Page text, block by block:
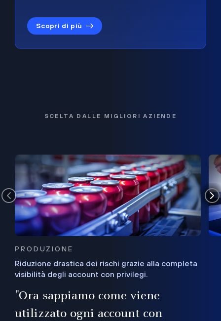
Scopri di più
SCELTA DALLE MIGLIORI AZIENDE
PRODUZIONE
Riduzione drastica dei rischi grazie alla completa
visibilità degli account con privilegi.
"Ora sappiamo come viene
utilizzato ogni account con